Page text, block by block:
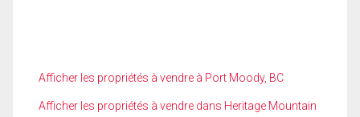
Afficher les propriétés à vendre à Port Moody, BC
Afficher les propriétés à vendre dans Heritage Mountain